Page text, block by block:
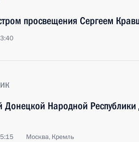
просвещения Сергеем
Донецкой Народной
Москва, Кремль